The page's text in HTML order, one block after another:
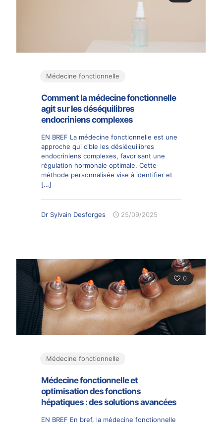
Médecine fonctionnelle
Comment la médecine fonctionnelle
agit sur les déséquilibres
endocriniens complexes
EN BREF La médecine fonctionnelle est une
approche qui cible les désiéquilibres
endocriniens complexes, favorisant une
régulation hormonale optimale. Cette
méthode personnalisée vise à identifier et
[…]
Dr Sylvain Desforges 25/09/2025
0
Médecine fonctionnelle
Médecine fonctionnelle et
optimisation des fonctions
hépatiques : des solutions avancées
EN BREF En bref, la médecine fonctionnelle